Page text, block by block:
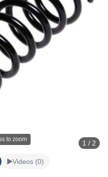
to zoom 1 / 2
Videos (0)